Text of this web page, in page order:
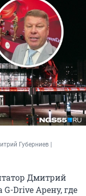
Губерниев |
Дмитрий
Drive Арену, где